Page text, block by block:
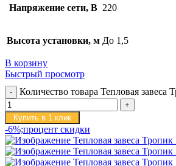
Напряжение сети, В 220
Высота установки, м До 1,5
В корзину
Быстрый просмотр
Количество товара Тепловая завеса
Купить в 1 клик
-6%;процент скидки